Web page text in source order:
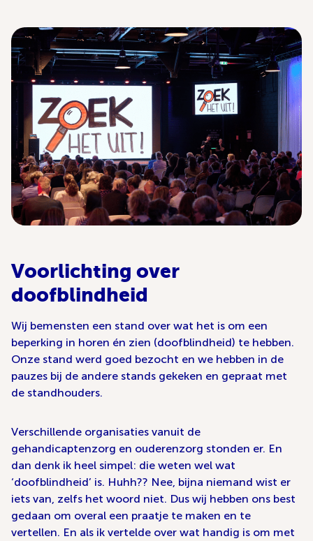
Voorlichting over
doofblindheid
Wij bemensten een stand over wat het is om een
beperking in horen én zien (doofblindheid) te hebben.
Onze stand werd goed bezocht en we hebben in de
pauzes bij de andere stands gekeken en gepraat met
de standhouders.
Verschillende organisaties vanuit de
gehandicaptenzorg en ouderenzorg stonden er. En
dan denk ik heel simpel: die weten wel wat
‘doofblindheid’ is. Huhh?? Nee, bijna niemand wist er
iets van, zelfs het woord niet. Dus wij hebben ons best
gedaan om overal een praatje te maken en te
vertellen. En als ik vertelde over wat handig is om met